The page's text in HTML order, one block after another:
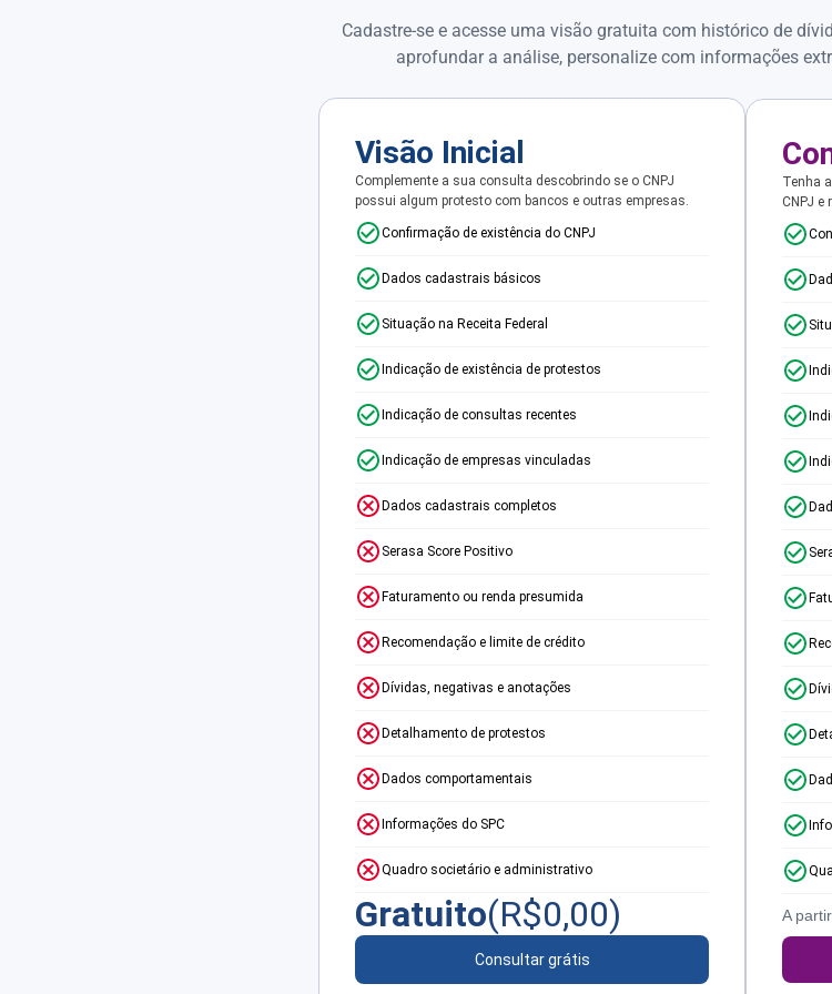
Cadastre-se e acesse uma visão gratuita com histórico de
aprofundar a análise, personalize com informações
Visão Inicial
Complemente a sua consulta descobrindo se o CNPJ
possui algum protesto com bancos e outras empresas.
Confirmação de existência do CNPJ
Dados cadastrais básicos
Situação na Receita Federal
Indicação de existência de protestos
Indicação de consultas recentes
Indicação de empresas vinculadas
Dados cadastrais completos
Serasa Score Positivo
Faturamento ou renda presumida
Recomendação e limite de crédito
Dívidas, negativas e anotações
Detalhamento de protestos
Dados comportamentais
Informações do SPC
Quadro societário e administrativo
Gratuito(R$0,00)
Consultar grátis
Tenha
CNPJ e
A